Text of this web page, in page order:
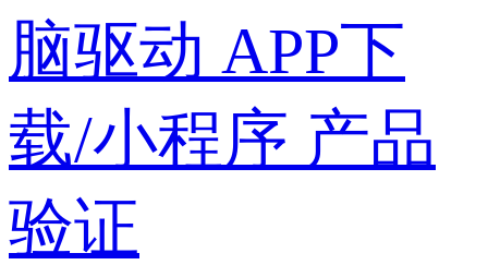
脑驱动 APP下
载/小程序 产品
验证